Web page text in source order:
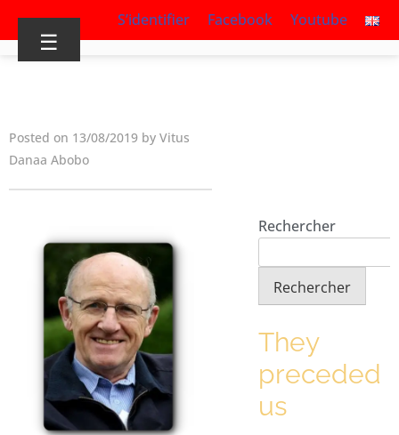
S’identifier Facebook Youtube
☰
Posted on 13/08/2019 by Vitus
Danaa Abobo
Rechercher
Rechercher
They
preceded
us